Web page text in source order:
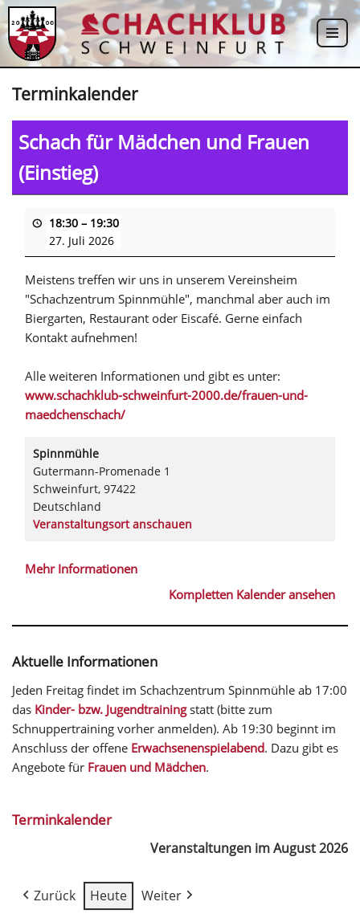
Zum
Inhalt
Terminkalender
Schach für Mädchen und Frauen
(Einstieg)
18:30 – 19:30
27. Juli 2026
Meistens treffen wir uns in unserem Vereinsheim
"Schachzentrum Spinnmühle", manchmal aber auch im
Biergarten, Restaurant oder Eiscafé. Gerne einfach
Kontakt aufnehmen!
Alle weiteren Informationen und gibt es unter:
www.schachklub-schweinfurt-2000.de/frauen-und-
maedchenschach/
Spinnmühle
Gutermann-Promenade 1
Schweinfurt, 97422
Deutschland
Veranstaltungsort anschauen
Mehr Informationen
Kompletten Kalender ansehen
Aktuelle Informationen
Jeden Freitag findet im Schachzentrum Spinnmühle ab 17:00
das Kinder- bzw. Jugendtrainingstatt (bitte zum
Schnuppertraining vorher anmelden). Ab 19:30 beginnt im
Anschluss der offene Erwachsenenspielabend. Dazu gibt es
Angebote für Frauen und Mädchen.
Terminkalender
Veranstaltungen im August 2026
Zurück Heute
Weiter